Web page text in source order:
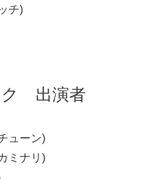
チ)
ク 出演者
ューン)
ミナリ)